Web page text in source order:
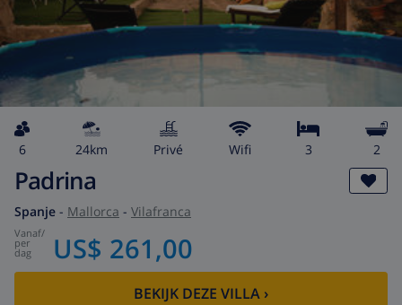
6 24km privé wifi 3 2
Padrina
Spanje - Mallorca - Vilafranca
vanaf/
per
dag US$ 261,00
BEKIJK DEZE VILLA ›